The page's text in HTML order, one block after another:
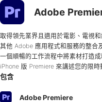
Adobe
取得領先業界且適用於電影、電視
其他 Adobe 應用程式和服務的整合
一個順暢的工作流程中將素材打造
iPhone 版 Premiere 來講述您的限時
包含
AdobePremiere